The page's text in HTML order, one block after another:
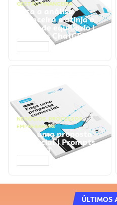
GESTÃO FINANCEIRA
Faça a análise
financeira e atinja o
ponto de equilíbrio |
Prompts ChatGPT
NEGÓCIOS, PROCESSOS
EMPRESARIAIS
Faça uma proposta
comercial | Prompts
ChatGPT
ÚLTIMOS